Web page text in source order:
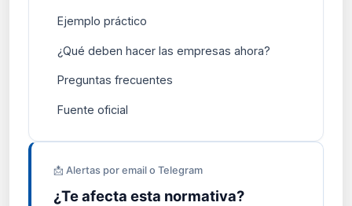
Ejemplo práctico
¿Qué deben hacer las empresas ahora?
Preguntas frecuentes
Fuente oficial
📩 Alertas por email o Telegram
¿Te afecta esta normativa?